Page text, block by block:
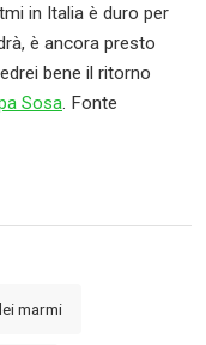
in Italia è duro per
è ancora presto
bene il ritorno
Sosa. Fonte
marmi